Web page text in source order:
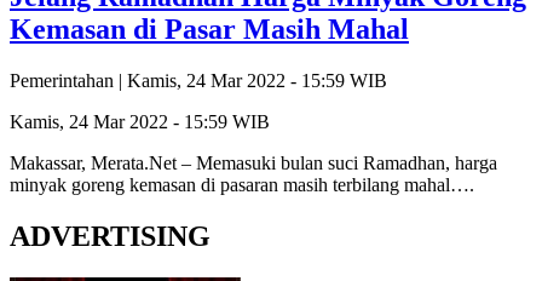
Kemasan di Pasar Masih Mahal
Pemerintahan | Kamis, 24 Mar 2022 - 15:59 WIB
Kamis, 24 Mar 2022 - 15:59 WIB
Makassar, Merata.Net – Memasuki bulan suci Ramadhan, harga
minyak goreng kemasan di pasaran masih terbilang mahal….
ADVERTISING